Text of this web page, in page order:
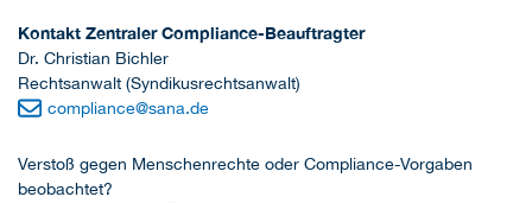
Kontakt Zentraler Compliance-Beauftragter
Dr. Christian Bichler
Rechtsanwalt (Syndikusrechtsanwalt)
compliance@sana.de
Verstoß gegen Menschenrechte oder Compliance-Vorgaben
beobachtet?